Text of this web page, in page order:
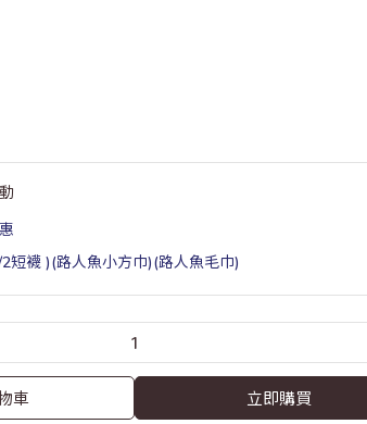
短襪 )(路人魚小方巾)(路人魚毛巾)
車 立即購買